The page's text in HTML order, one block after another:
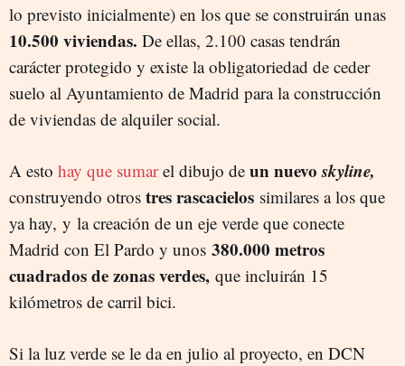
lo previsto inicialmente) en los que se construirán unas
10.500 viviendas. De ellas, 2.100 casas tendrán
carácter protegido y existe la obligatoriedad de ceder
suelo al Ayuntamiento de Madrid para la construcción
de viviendas de alquiler social.
A esto hay que sumarel dibujo de un nuevoskyline,
construyendo otros tres rascacielos similares a los que
ya hay, y la creación de un eje verde que conecte
Madrid con El Pardo y unos 380.000 metros
cuadrados de zonas verdes, que incluirán 15
kilómetros de carril bici.
Si la luz verde se le da en julio al proyecto, en DCN